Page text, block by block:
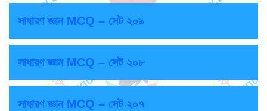
সাধারণ জ্ঞান MCQ – সেট ২০৯
সাধারণ জ্ঞান MCQ – সেট ২০৮
সাধারণ জ্ঞান MCQ – সেট ২০৭